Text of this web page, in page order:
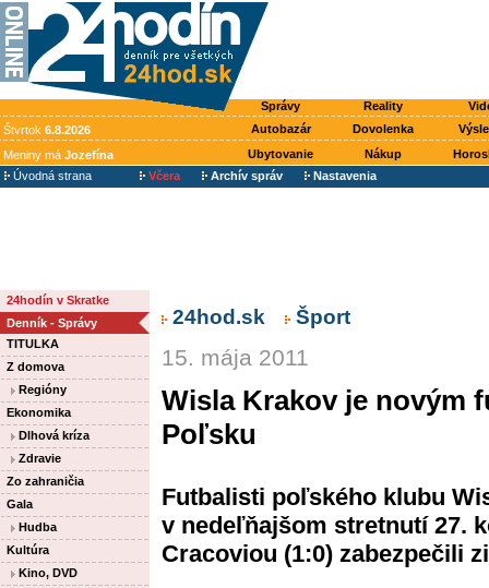
Správy Reality
Štvrtok 6.8.2026 Autobazár Dovolenka
Meniny má Jozefína Ubytovanie Nákup
Úvodná strana
Včera Archív správ Nastavenia
24hodín v Skratke
Denník - Správy
TITULKA
Z domova
Regióny
Ekonomika
Dlhová kríza
Zdravie
Zo zahraničia
Gala
Hudba
Kultúra
Kino, DVD
24hod.sk Šport
15. mája 2011
Wisla Krakov je novým
Poľsku
Futbalisti poľského klubu
v nedeľňajšom stretnutí 27.
Cracoviou (1:0) zabezpečili